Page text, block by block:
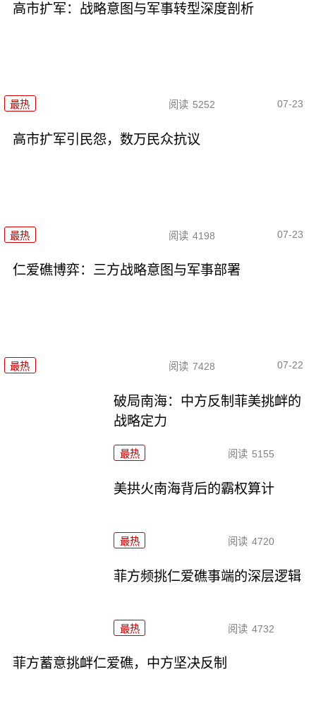
高市扩军：战略意图与军事转型深度剖析
最热 阅读 5252 07-23
高市扩军引民怨，数万民众抗议
最热 阅读 4198 07-23
仁爱礁博弈：三方战略意图与军事部署
最热 阅读 7428 07-22
破局南海：中方反制菲美挑衅的
战略定力
最热 阅读 5155
美拱火南海背后的霸权算计
最热 阅读 4720
菲方频挑仁爱礁事端的深层逻辑
最热 阅读 4732
菲方蓄意挑衅仁爱礁，中方坚决反制